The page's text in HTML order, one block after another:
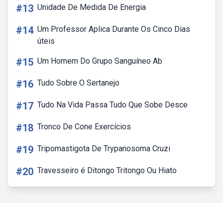
#13 Unidade De Medida De Energia
#14 Um Professor Aplica Durante Os Cinco Dias
úteis
#15 Um Homem Do Grupo Sanguíneo Ab
#16 Tudo Sobre O Sertanejo
#17 Tudo Na Vida Passa Tudo Que Sobe Desce
#18 Tronco De Cone Exercícios
#19 Tripomastigota De Trypanosoma Cruzi
#20 Travesseiro é Ditongo Tritongo Ou Hiato